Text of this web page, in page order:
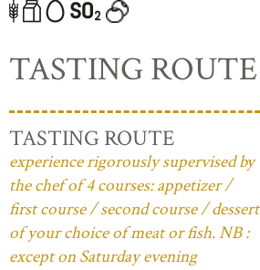
TASTING ROUTE
TASTING ROUTE
experience rigorously supervised by
the chef of 4 courses: appetizer /
first course / second course / dessert
of your choice of meat or fish. NB :
except on Saturday evening